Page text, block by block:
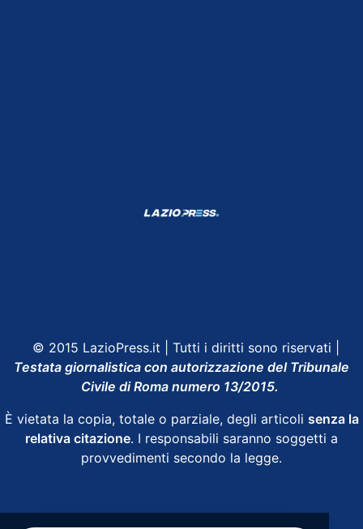
© 2015 LazioPress.it | Tutti i diritti sono riservati |
Testata giornalistica con autorizzazione del Tribunale
Civile di Roma numero 13/2015.
È vietata la copia, totale o parziale, degli articoli senza la
relativa citazione. I responsabili saranno soggetti a
provvedimenti secondo la legge.